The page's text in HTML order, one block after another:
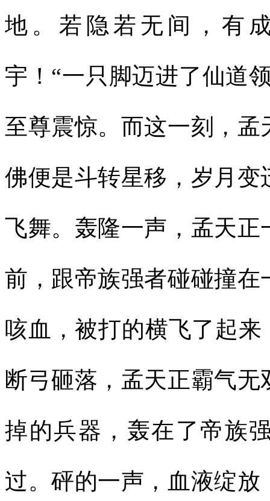
地。若隐若无间，有
宇！“一只脚迈进了仙道
至尊震惊。而这一刻，
佛便是斗转星移，岁月
飞舞。轰隆一声，孟天
前，跟帝族强者碰碰撞
咳血，被打的横飞了起
断弓砸落，孟天正霸气
掉的兵器，轰在了帝族
过。砰的一声，血液绽